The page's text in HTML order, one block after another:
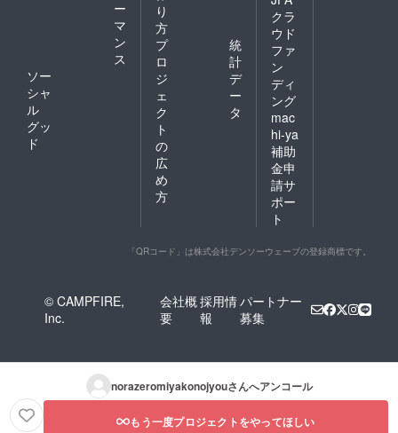
ー
マ
ン
ス
ソー
シャ
ル
グッ
ド
り
方
プ
ロ
ジ
ェ
ク
ト
の
広
め
方
統
計
デ
ー
タ
クラ
ウド
ファ
ン
ディ
ング
mac
hi-ya
補助
金申
請サ
ポー
ト
「QRコード」は株式会社デンソーウェーブの登録商標です。
© CAMPFIRE,
Inc.
会社概
要
採用情
報
パートナー
募集
norazeromiyakonojyouさんへアンコール
もう一度プロジェクトをやってほしい